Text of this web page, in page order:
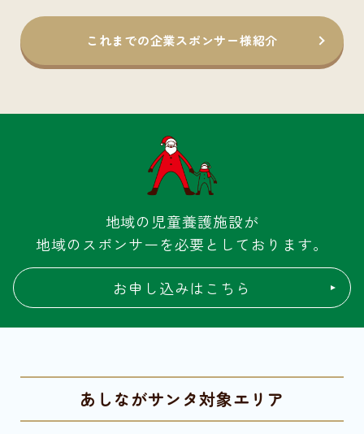
これまでの企業スポンサー様紹介
地域の児童養護施設が
地域のスポンサーを必要としております。
お申し込みはこちら
あしながサンタ対象エリア